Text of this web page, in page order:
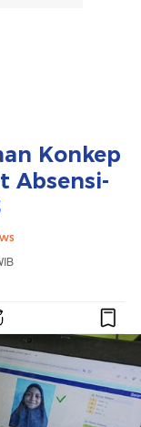
Konkep
Absensi-